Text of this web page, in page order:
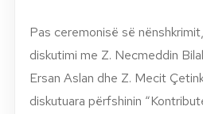
Pas ceremonisë së
diskutimi me Z. Necmeddin
Ersan Aslan dhe Z. Mecit
diskutuara përfshinin